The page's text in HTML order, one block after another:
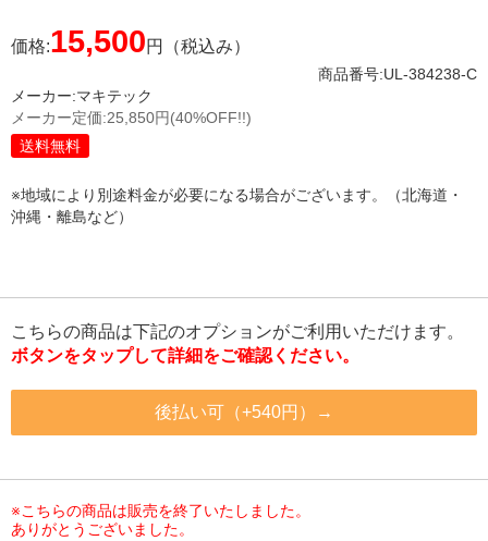
価格:15,500円（税込み）
商品番号:UL-384238-C
メーカー:マキテック
メーカー定価:25,850円(40%OFF!!)
送料無料
※地域により別途料金が必要になる場合がございます。（北海道・
沖縄・離島など）
こちらの商品は下記のオプションがご利用いただけます。
ボタンをタップして詳細をご確認ください。
後払い可（+540円）→
※こちらの商品は販売を終了いたしました。
ありがとうございました。